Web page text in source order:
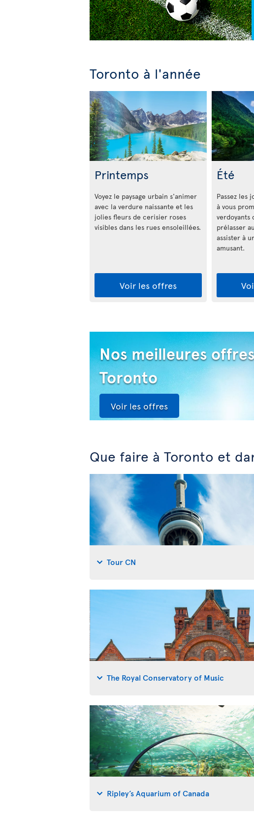
Toronto à l'année
Printemps
Voyez le paysage urbain s'animer
avec la verdure naissante et les
jolies fleurs de cerisier roses
visibles dans les rues ensoleillées.
Voir les offres
Été
Passez les
à vous
verdoyants
prélasser
assister à
amusant.
Nos meilleures
Toronto
Voir les offres
Que faire à Toronto et
Tour CN
The Royal Conservatory of Music
Ripley’s Aquarium of Canada